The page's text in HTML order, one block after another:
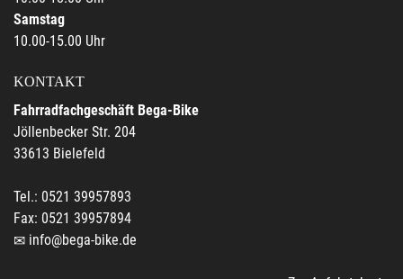
Samstag
10.00-15.00 Uhr
KONTAKT
Fahrradfachgeschäft Bega-Bike
Jöllenbecker Str. 204
33613 Bielefeld
Tel.: 0521 39957893
Fax: 0521 39957894
info@bega-bike.de